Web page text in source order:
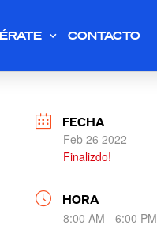
CONTACTO
FECHA
Feb 26 2022
Finalizdo!
HORA
8:00 AM - 6:00 PM